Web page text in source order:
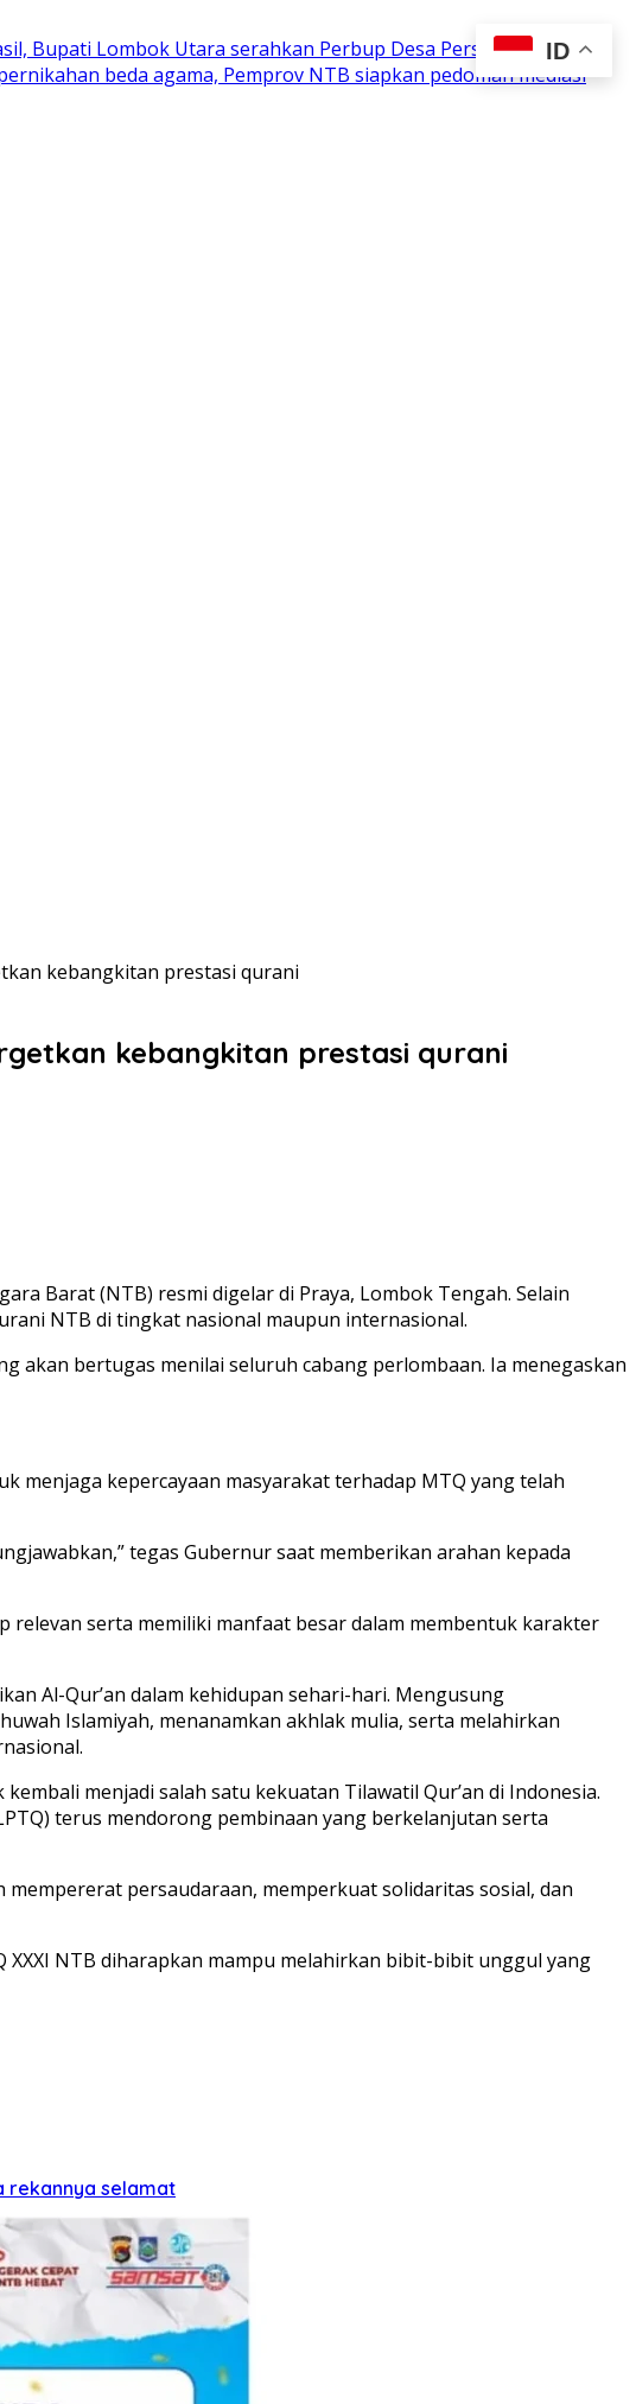
Bupati Lombok Utara serahkan Perbup Desa Persiapan
beda agama, Pemprov NTB siapkan pedoman mediasi
kebangkitan prestasi qurani
kebangkitan prestasi qurani
Barat (NTB) resmi digelar di Praya, Lombok Tengah. Selain
NTB di tingkat nasional maupun internasional.
akan bertugas menilai seluruh cabang perlombaan. Ia menegaskan
menjaga kepercayaan masyarakat terhadap MTQ yang telah
tegas Gubernur saat memberikan arahan kepada
serta memiliki manfaat besar dalam membentuk karakter
Al-Qur’an dalam kehidupan sehari-hari. Mengusung
Islamiyah, menanamkan akhlak mulia, serta melahirkan
menjadi salah satu kekuatan Tilawatil Qur’an di Indonesia.
terus mendorong pembinaan yang berkelanjutan serta
persaudaraan, memperkuat solidaritas sosial, dan
NTB diharapkan mampu melahirkan bibit-bibit unggul yang
rekannya selamat
ID